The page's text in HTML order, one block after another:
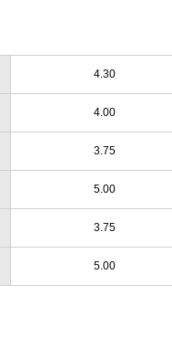
4.30
4.00
3.75
5.00
3.75
5.00